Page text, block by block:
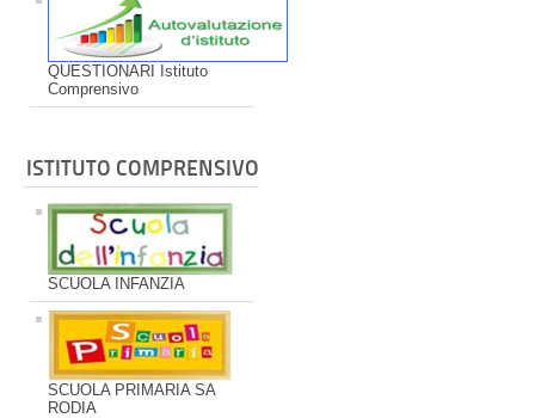
QUESTIONARI Istituto
Comprensivo
ISTITUTO COMPRENSIVO
SCUOLA INFANZIA
SCUOLA PRIMARIA SA
RODIA